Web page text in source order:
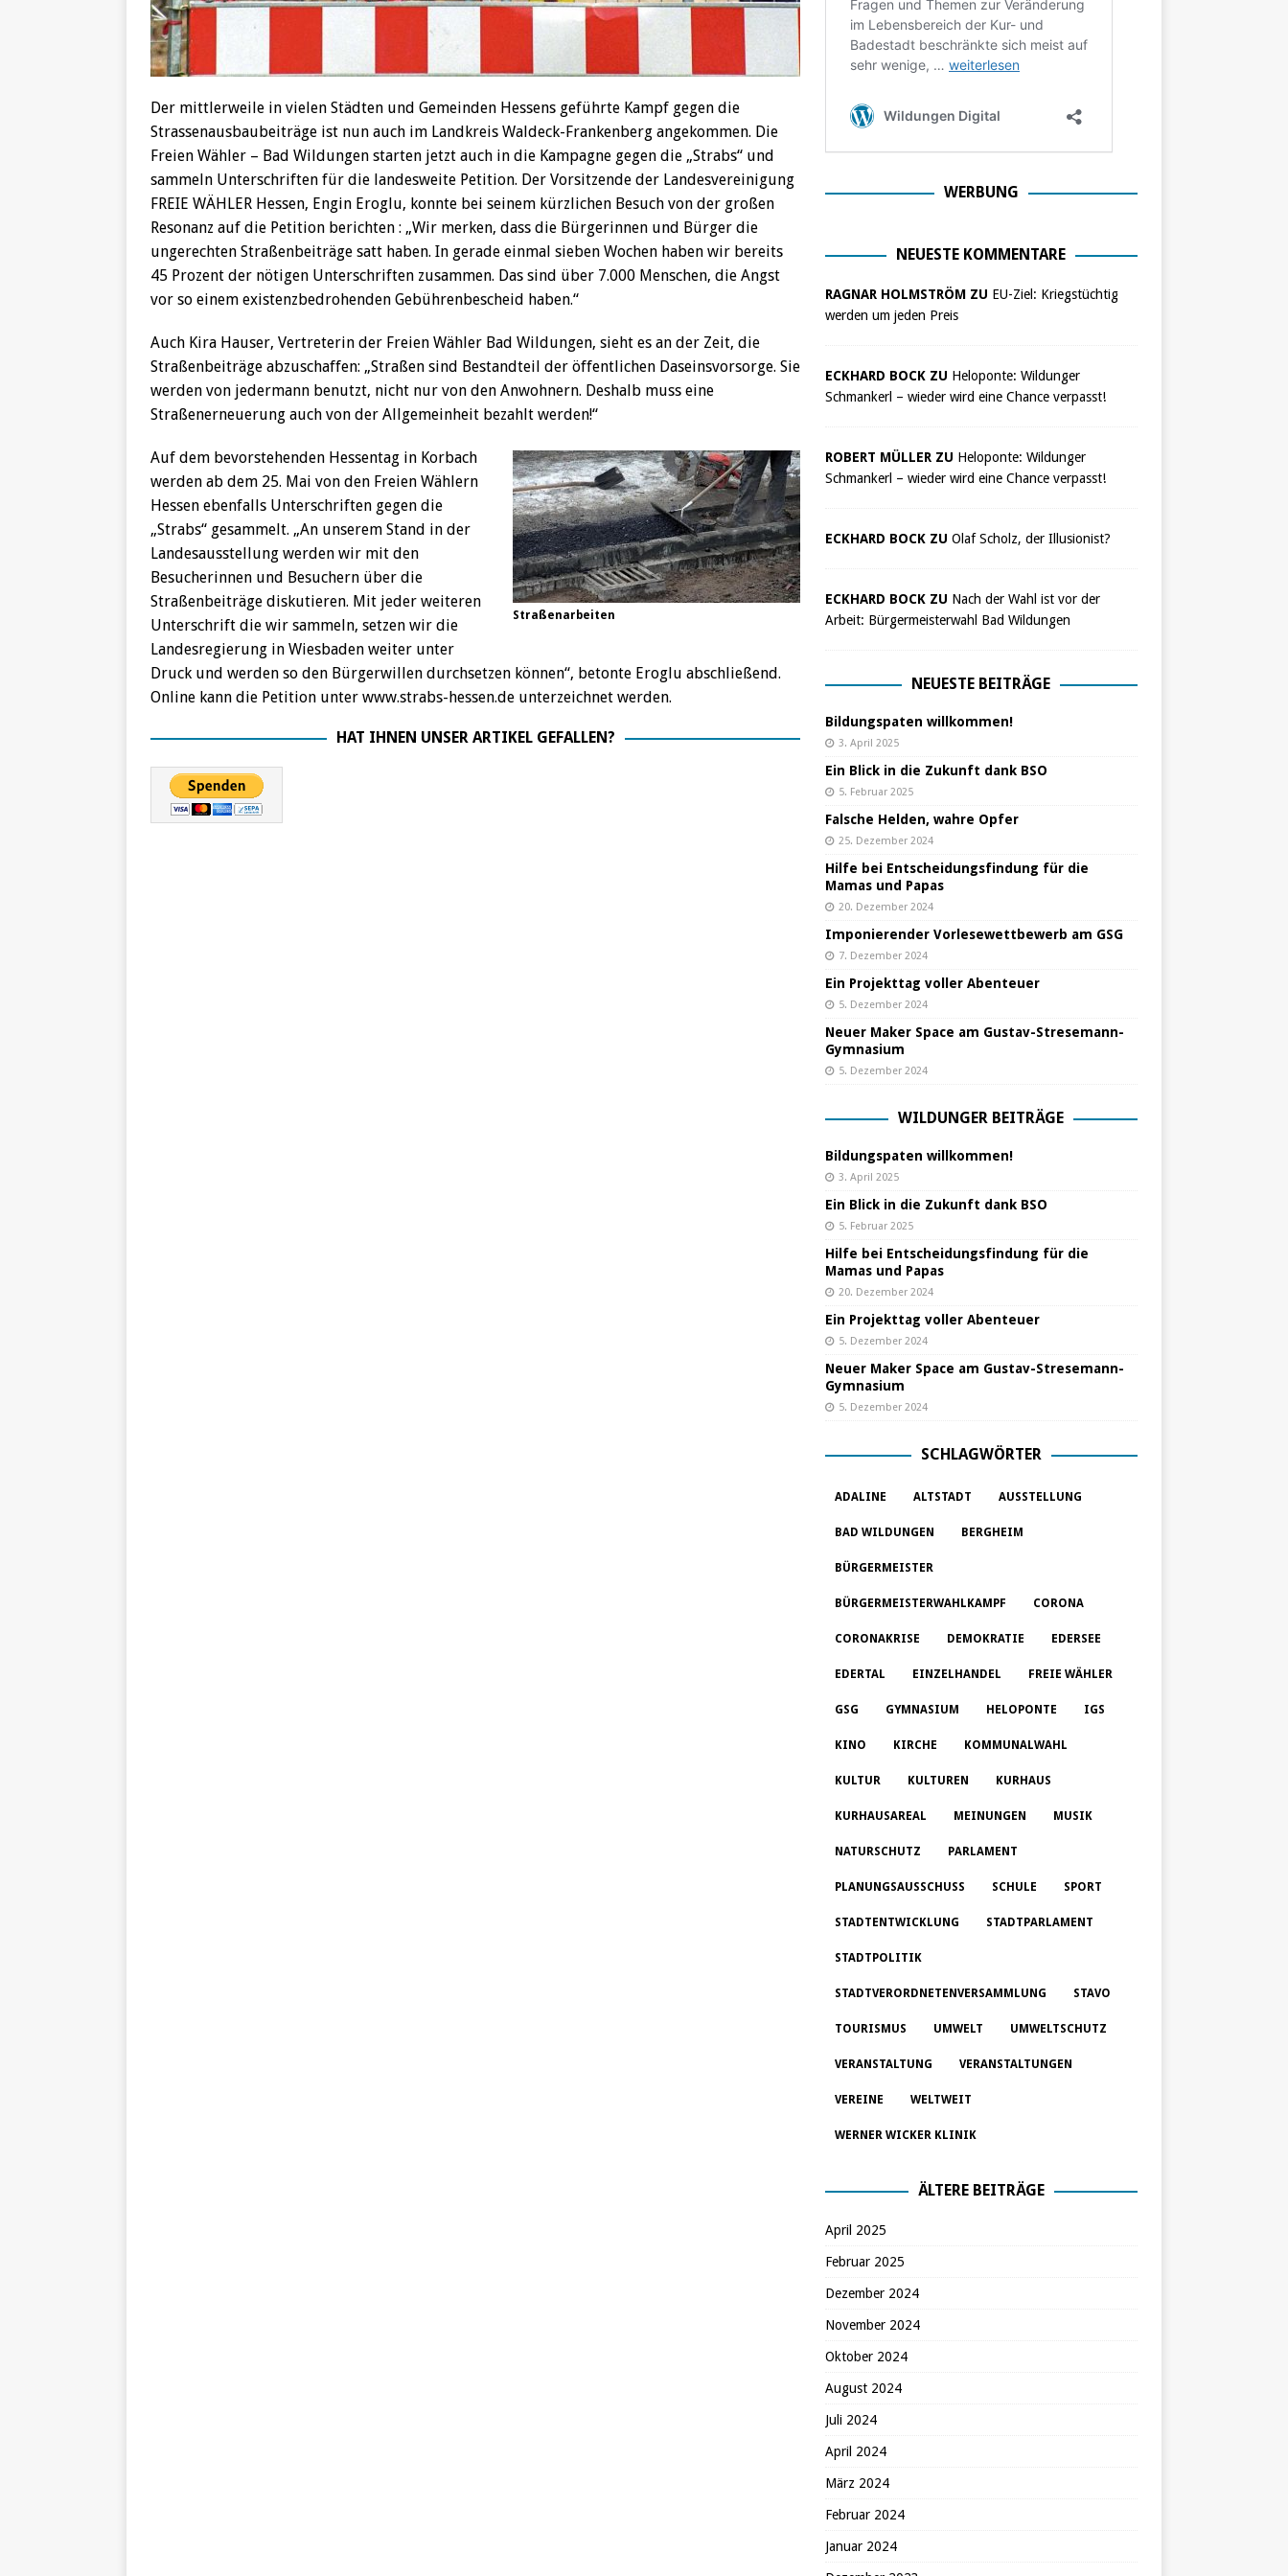
Der mittlerweile in vielen Städten und Gemeinden Hessens geführte Kampf gegen die
Strassenausbaubeiträge ist nun auch im Landkreis Waldeck-Frankenberg angekommen. Die
Freien Wähler – Bad Wildungen starten jetzt auch in die Kampagne gegen die „Strabs“ und
sammeln Unterschriften für die landesweite Petition. Der Vorsitzende der Landesvereinigung
FREIE WÄHLER Hessen, Engin Eroglu, konnte bei seinem kürzlichen Besuch von der großen
Resonanz auf die Petition berichten : „Wir merken, dass die Bürgerinnen und Bürger die
ungerechten Straßenbeiträge satt haben. In gerade einmal sieben Wochen haben wir bereits
45 Prozent der nötigen Unterschriften zusammen. Das sind über 7.000 Menschen, die Angst
vor so einem existenzbedrohenden Gebührenbescheid haben.“
Auch Kira Hauser, Vertreterin der Freien Wähler Bad Wildungen, sieht es an der Zeit, die
Straßenbeiträge abzuschaffen: „Straßen sind Bestandteil der öffentlichen Daseinsvorsorge. Sie
werden von jedermann benutzt, nicht nur von den Anwohnern. Deshalb muss eine
Straßenerneuerung auch von der Allgemeinheit bezahlt werden!“
Straßenarbeiten
Auf dem bevorstehenden Hessentag in Korbach
werden ab dem 25. Mai von den Freien Wählern
Hessen ebenfalls Unterschriften gegen die
„Strabs“ gesammelt. „An unserem Stand in der
Landesausstellung werden wir mit den
Besucherinnen und Besuchern über die
Straßenbeiträge diskutieren. Mit jeder weiteren
Unterschrift die wir sammeln, setzen wir die
Landesregierung in Wiesbaden weiter unter
Druck und werden so den Bürgerwillen durchsetzen können“, betonte Eroglu abschließend.
Online kann die Petition unter www.strabs-hessen.de unterzeichnet werden.
HAT IHNEN UNSER ARTIKEL GEFALLEN?
WERBUNG
NEUESTE KOMMENTARE
RAGNAR HOLMSTRÖM ZU EU-Ziel: Kriegstüchtig
werden um jeden Preis
ECKHARD BOCK ZU Heloponte: Wildunger
Schmankerl – wieder wird eine Chance verpasst!
ROBERT MÜLLER ZU Heloponte: Wildunger
Schmankerl – wieder wird eine Chance verpasst!
ECKHARD BOCK ZU Olaf Scholz, der Illusionist?
ECKHARD BOCK ZU Nach der Wahl ist vor der
Arbeit: Bürgermeisterwahl Bad Wildungen
NEUESTE BEITRÄGE
Bildungspaten willkommen!
3. April 2025
Ein Blick in die Zukunft dank BSO
5. Februar 2025
Falsche Helden, wahre Opfer
25. Dezember 2024
Hilfe bei Entscheidungsfindung für die
Mamas und Papas
20. Dezember 2024
Imponierender Vorlesewettbewerb am GSG
7. Dezember 2024
Ein Projekttag voller Abenteuer
5. Dezember 2024
Neuer Maker Space am Gustav-Stresemann-
Gymnasium
5. Dezember 2024
WILDUNGER BEITRÄGE
Bildungspaten willkommen!
3. April 2025
Ein Blick in die Zukunft dank BSO
5. Februar 2025
Hilfe bei Entscheidungsfindung für die
Mamas und Papas
20. Dezember 2024
Ein Projekttag voller Abenteuer
5. Dezember 2024
Neuer Maker Space am Gustav-Stresemann-
Gymnasium
5. Dezember 2024
SCHLAGWÖRTER
ADALINE ALTSTADT AUSSTELLUNG
BAD WILDUNGEN BERGHEIM
BÜRGERMEISTER
BÜRGERMEISTERWAHLKAMPF CORONA
CORONAKRISE DEMOKRATIE EDERSEE
EDERTAL EINZELHANDEL FREIE WÄHLER
GSG GYMNASIUM HELOPONTE IGS
KINO KIRCHE KOMMUNALWAHL
KULTUR KULTUREN KURHAUS
KURHAUSAREAL MEINUNGEN MUSIK
NATURSCHUTZ PARLAMENT
PLANUNGSAUSSCHUSS SCHULE SPORT
STADTENTWICKLUNG STADTPARLAMENT
STADTPOLITIK
STADTVERORDNETENVERSAMMLUNG STAVO
TOURISMUS UMWELT UMWELTSCHUTZ
VERANSTALTUNG VERANSTALTUNGEN
VEREINE WELTWEIT
WERNER WICKER KLINIK
ÄLTERE BEITRÄGE
April 2025
Februar 2025
Dezember 2024
November 2024
Oktober 2024
August 2024
Juli 2024
April 2024
März 2024
Februar 2024
Januar 2024